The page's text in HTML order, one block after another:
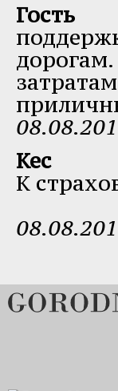
Гость
Кес
К